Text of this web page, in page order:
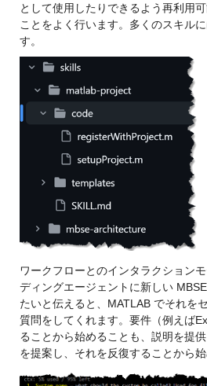
として使用したりできるよう再利用
ことをよく行います。 多くのスキル
す。
ワークフローとのインタラクション
ディングエージェントに新しい
たいと伝えると、MATLAB でそれを
質問をしてくれます。要件（例えば
ることから始めることも、説明を提
を提案し、それを反復することから始